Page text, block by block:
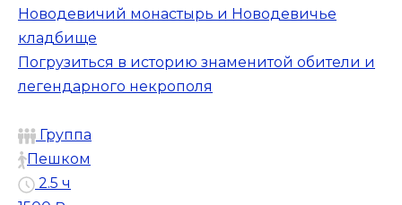
Новодевичий монастырь и Новодевичье
кладбище
Погрузиться в историю знаменитой обители и
легендарного некрополя
Группа
Пешком
2.5 ч